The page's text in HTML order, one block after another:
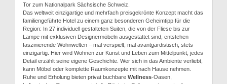
Tor zum Nationalpark Sächsische Schweiz.
Das weltweit einzigartige und mehrfach preisgekrönte Konzept macht das
familiengeführte Hotel zu einem ganz besonderen Geheimtipp für die
Region: In 27 individuell gestalteten Suiten, die von der Fliese bis zur
Lampe mit exklusiven Designermöbeln ausgestattet sind, entstehen
faszinierende Wohnwelten – mal verspielt, mal avantgardistisch, stets
einzigartig. Hier wird Wohnen zur Kunst und Leben zum Mittelpunkt, jedes
Detail erzählt seine eigene Geschichte. Wer sich in das Ambiente verliebt,
kann Möbel oder komplette Raumkonzepte mit nach Hause nehmen.
Ruhe und Erholung bieten privat buchbare Wellness-Oasen,